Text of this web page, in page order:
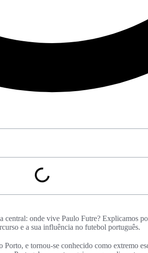
central: onde vive Paulo Futre? Explicamos
e a sua influência no futebol português.
Porto, e tornou-se conhecido como extremo